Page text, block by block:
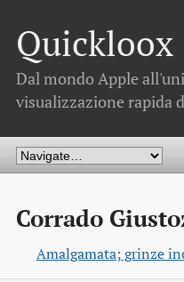
Quickloox
Dal mondo Apple
visualizzazione rapida
Corrado
Amalgamata; grinze